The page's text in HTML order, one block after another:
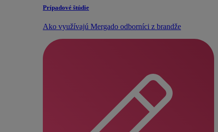
Prípadové štúdie
Ako využívajú Mergado odborníci z brandže